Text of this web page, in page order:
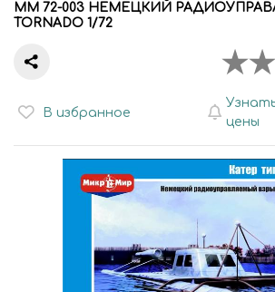
MM 72-003 НЕМЕЦКИЙ
TORNADO 1/72
В избранное
цены